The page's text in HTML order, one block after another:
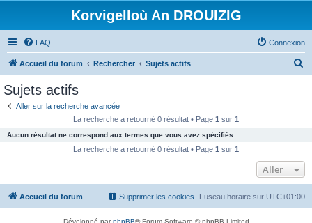
Korvigelloù An DROUIZIG
FAQ Connexion
Accueil du forum Rechercher Sujets actifs
c
e
Sujets actifs
Aller sur la recherche avancée
La recherche a retourné 0 résultat • Page 1 sur 1
Aucun résultat ne correspond aux termes que vous avez spécifiés.
La recherche a retourné 0 résultat • Page 1 sur 1
Aller
Accueil du forum Fuseau horaire sur UTC+01:00
Supprimer les cookies
Développé parphpBB® Forum Software © phpBB Limited